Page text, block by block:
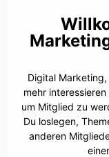
Digital
mehr
um Mitglied zu
Du loslegen,
anderen